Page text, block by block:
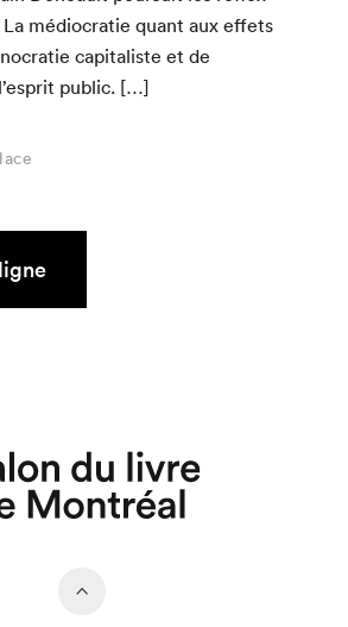
médiocratie quant aux effets
cap­i­tal­iste et de
public. […]